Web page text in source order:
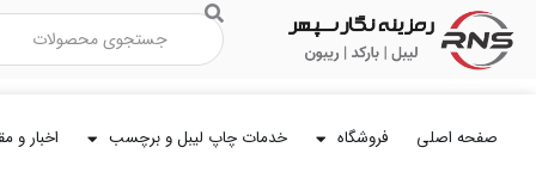
پرش
جستجو
صفحه اصلی فروشگاه خدمات چاپ لیبل و برچسب اخبار و